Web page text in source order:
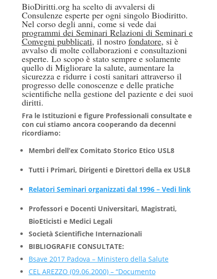
BioDiritti.org ha scelto di avvalersi di
Consulenze esperte per ogni singolo Biodiritto.
Nel corso degli anni, come si vede dai
programmi dei Seminari Relazioni di Seminari e
Convegni pubblicati, il nostro fondatore, si è
avvalso di molte collaborazioni e consultazioni
esperte. Lo scopo è stato sempre e solamente
quello di Migliorare la salute, aumentare la
sicurezza e ridurre i costi sanitari attraverso il
progresso delle conoscenze e delle pratiche
scientifiche nella gestione del paziente e dei suoi
diritti.
Fra le Istituzioni e figure Professionali consultate e
con cui stiamo ancora cooperando da decenni
ricordiamo:
Membri dell’ex Comitato Storico Etico USL8
Tutti i Primari, Dirigenti e Direttori della ex USL8
Relatori Seminari organizzati dal 1996 – Vedi link
Professori e Docenti Universitari, Magistrati,
BioEticisti e Medici Legali
Società Scientifiche Internazionali
BIBLIOGRAFIE CONSULTATE:
Bsave 2017 Padova – Ministero della Salute
CEL AREZZO (09.06.2000) – “Documento